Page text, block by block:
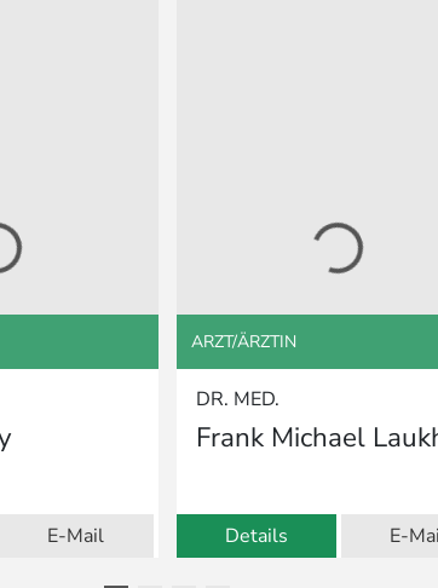
E-Mail
ARZT/ÄRZTIN
DR. MED.
Frank Michael
Details E-